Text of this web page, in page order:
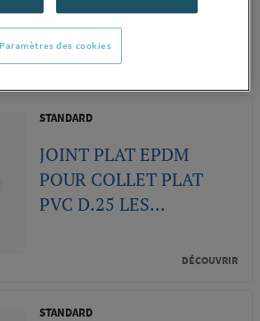
PVC D.75 LES...
STANDARD
JOINT PLAT EPDM
POUR COLLET PLAT
PVC D.25 LES...
DÉCOUVRIR
STANDARD
Paramètres des cookies